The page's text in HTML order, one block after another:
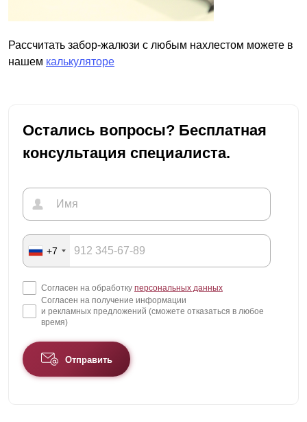
Рассчитать забор-жалюзи с любым нахлестом можете в
нашем калькуляторе
Остались вопросы? Бесплатная
консультация специалиста.
+7
Согласен на обработку персональных данных
Согласен на получение информации
и рекламных предложений (сможете отказаться в любое
время)
Отправить